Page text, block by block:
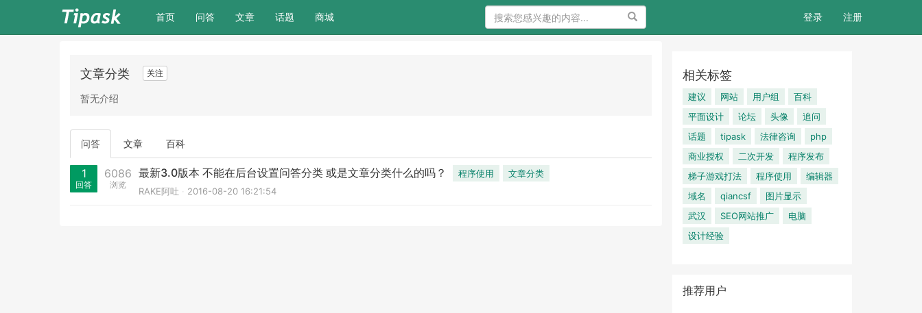
首页(current)
问答 文章 话题 商城 搜索 登录 注册
文章分类 关注
暂无介绍
问答 文章 百科
1
回答
6086
浏览
最新3.0版本 不能在后台设置问答分类 或是文章分类什么的吗？ 程序使用
文章分类
RAKE阿吐
2016-08-20 16:21:54
相关标签
建议 网站 用户组
百科
平面设计
论坛 头像
追问
话题
tipask 法律咨询
php
商业授权
二次开发
程序发布
梯子游戏打法
程序使用
编辑器
域名
qiancsf
图片显示
武汉
SEO网站推广
电脑
设计经验
推荐用户